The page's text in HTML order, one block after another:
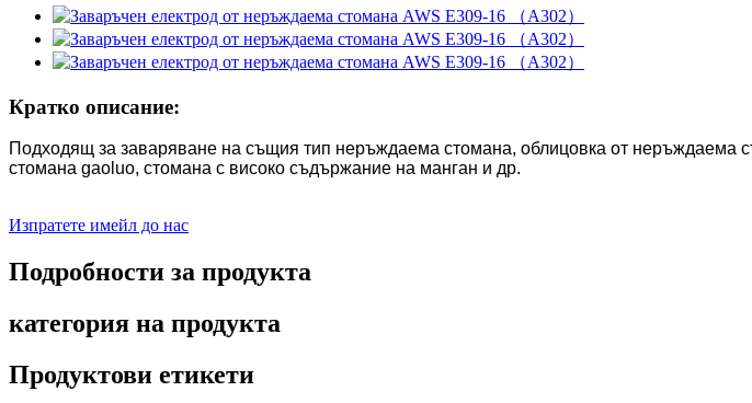
Кратко описание:
Подходящ за заваряване на същия тип неръждаема стомана, облицовка от неръждаема
стомана gaoluo, стомана с високо съдържание на манган и др.
Изпратете имейл до нас
Подробности за продукта
категория на продукта
Продуктови етикети